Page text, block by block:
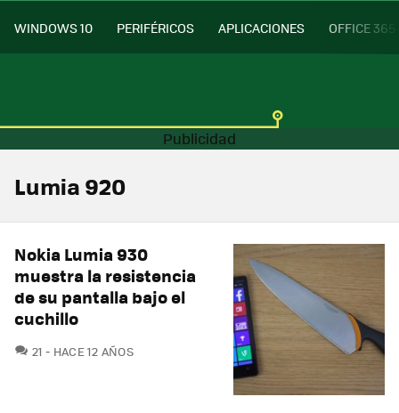
WINDOWS 10 PERIFÉRICOS APLICACIONES OFFICE 365
Lumia 920
Nokia Lumia 930
muestra la resistencia
de su pantalla bajo el
cuchillo
21 COMENTARIOS
HACE 12 AÑOS